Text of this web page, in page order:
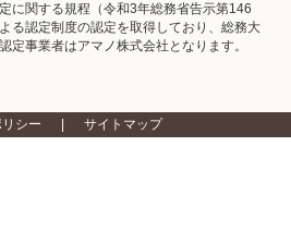
に関する規程（令和3年総務省告示第146
る認定制度の認定を取得しており、総務大
定事業者はアマノ株式会社となります。
シー サイトマップ